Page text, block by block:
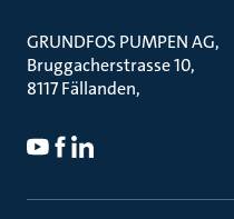
GRUNDFOS PUMPEN AG
Bruggacherstrasse 10
8117 Fällanden